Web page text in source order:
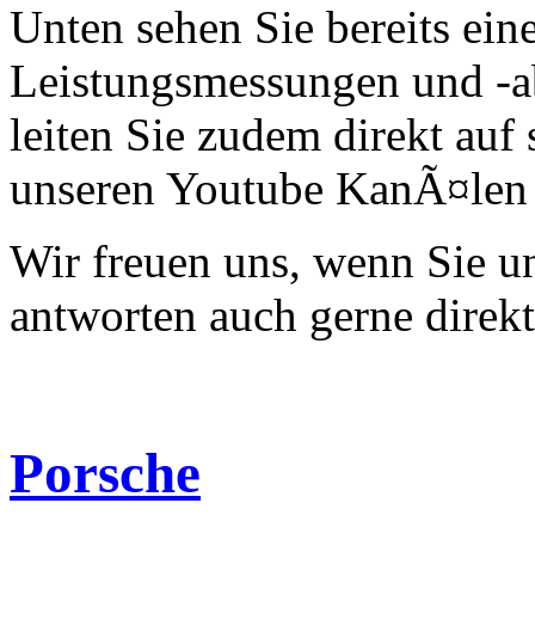
Unten sehen Sie bereits
Leistungsmessungen und -
leiten Sie zudem direkt auf
unseren Youtube
Wir freuen uns, wenn Sie
antworten auch gerne
Porsche